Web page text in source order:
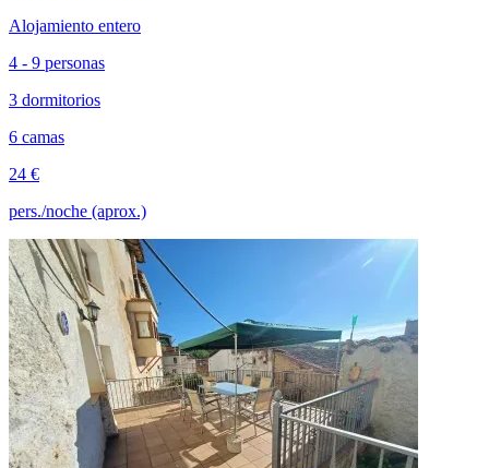
Alojamiento entero
4 - 9 personas
3 dormitorios
6 camas
24 €
pers./noche (aprox.)